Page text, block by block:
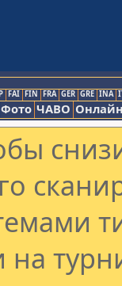
FAI FIN FRA GER GRE INA
Фото ЧАВО
на